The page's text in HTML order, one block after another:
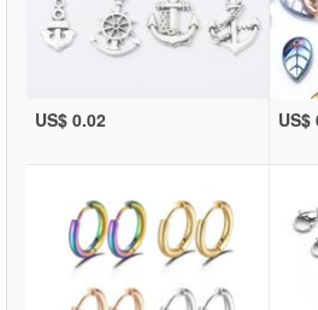
US$ 0.02 US$